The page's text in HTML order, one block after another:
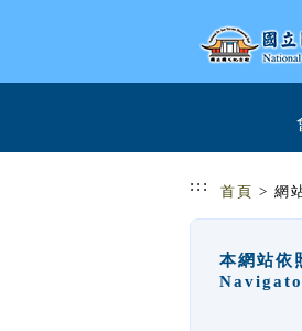
::: 首頁 > 網
本網站依